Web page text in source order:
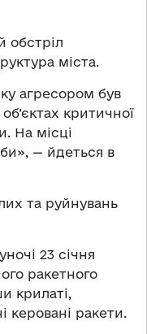
обстріл
міста.
агресором був
критичної
На місці
— йдеться в
та руйнувань
23 січня
ракетного
крилаті,
керовані ракети.